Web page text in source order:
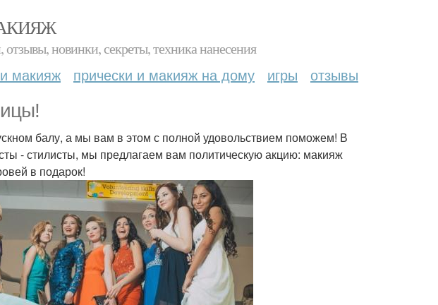
новинки, секреты, техника нанесения
макияж прически и макияж на дому игры отзывы
балу, а мы вам в этом с полной удовольствием поможем! В
- стилисты, мы предлагаем вам политическую акцию: макияж
в подарок!